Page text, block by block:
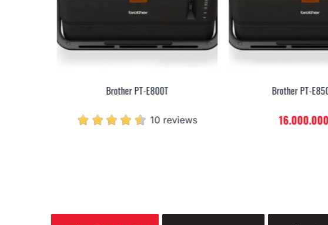
Brother PT-E800T
10 reviews
Brother PT-